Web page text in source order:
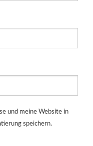
und meine Website in
speichern.